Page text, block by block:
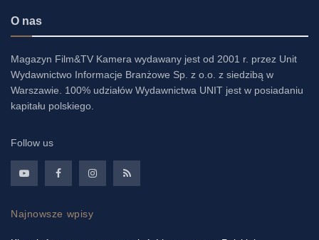
O nas
Magazyn Film&TV Kamera wydawany jest od 2001 r. przez Unit
Wydawnictwo Informacje Branżowe Sp. z o.o. z siedzibą w
Warszawie. 100% udziałów Wydawnictwa UNIT jest w posiadaniu
kapitału polskiego.
Follow us
Najnowsze wpisy